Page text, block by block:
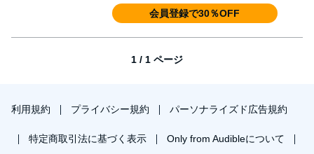
会員登録で30％OFF
1 / 1 ページ
利用規約 プライバシー規約 パーソナライズド広告規約
特定商取引法に基づく表示 Only from Audibleについて